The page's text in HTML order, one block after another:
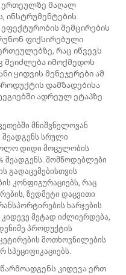
ერთეულზე მაღალ
ინსტრუმენტების
შემცირების
ფიქსირებული
რაც იწვევს
შეიძლება იმოქმედოს
ყიდვის მენეჯერები ამ
დამზადებისა
ადრეულ ეტაპზე
მნიშვნელოვან
შეადგენს სრული
დიდი მოცულობის
შეადგენს. მომწოდებლები
გადაცემებისთვის
კონფიგურაციებს, რაც
ზედმეტი დაცვითი
ხარჯების
კიდევე მეტად იძლიერდება,
პროდუქტის
მოთხოვნილების
სპეციფიკაციებს.
კიდევა ერთ